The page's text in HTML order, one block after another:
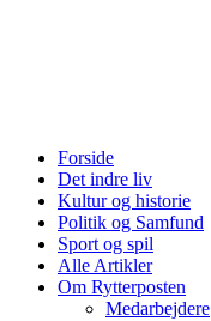
Forside
Det indre liv
Kultur og historie
Politik og Samfund
Sport og spil
Alle Artikler
Om Rytterposten
Medarbejdere